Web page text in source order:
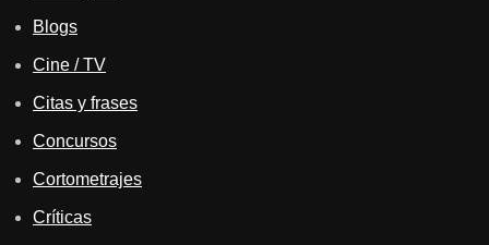
Blogs
Cine / TV
Citas y frases
Concursos
Cortometrajes
Críticas